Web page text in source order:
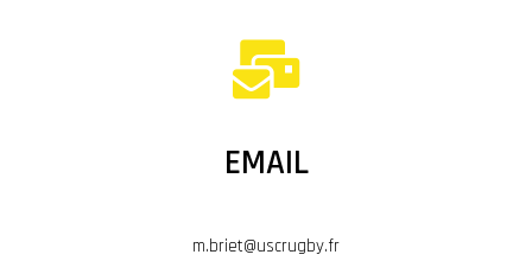
EMAIL
m.briet@uscrugby.fr